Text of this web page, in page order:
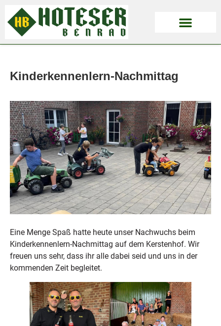
Kinderkennenlern-Nachmittag
Eine Menge Spaß hatte heute unser Nachwuchs beim
Kinderkennenlern-Nachmittag auf dem Kerstenhof. Wir
freuen uns sehr, dass ihr alle dabei seid und uns in der
kommenden Zeit begleitet.